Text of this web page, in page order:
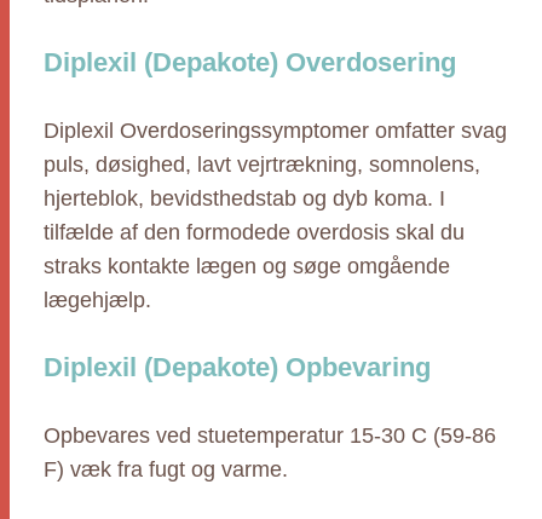
Diplexil (Depakote) Overdosering
Diplexil Overdoseringssymptomer omfatter svag
puls, døsighed, lavt vejrtrækning, somnolens,
hjerteblok, bevidsthedstab og dyb koma. I
tilfælde af den formodede overdosis skal du
straks kontakte lægen og søge omgående
lægehjælp.
Diplexil (Depakote) Opbevaring
Opbevares ved stuetemperatur 15-30 C (59-86
F) væk fra fugt og varme.